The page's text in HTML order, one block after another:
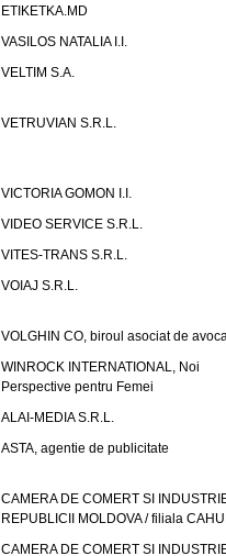
ETIKETKA.MD
VASILOS NATALIA I.I.
VELTIM S.A.
VETRUVIAN S.R.L.
VICTORIA GOMON I.I.
VIDEO SERVICE S.R.L.
VITES-TRANS S.R.L.
VOIAJ S.R.L.
VOLGHIN CO, biroul asociat de
WINROCK INTERNATIONAL, Noi
Perspective pentru Femei
ALAI-MEDIA S.R.L.
ASTA, agentie de publicitate
CAMERA DE COMERT SI
REPUBLICII MOLDOVA / filiala
CAMERA DE COMERT SI